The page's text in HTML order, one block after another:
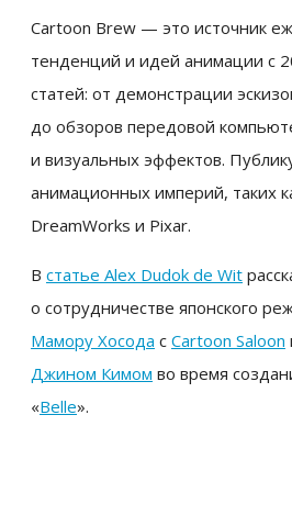
Cartoon Brew — это источник
тенденций и идей анимации с
статей: от демонстрации
до обзоров передовой
и визуальных эффектов.
анимационных империй, таких
DreamWorks и Pixar.
В статье Alex Dudok de Wit
о сотрудничестве японского
Мамору Хосода с Cartoon Saloon
Джином Кимом во время
«Belle».